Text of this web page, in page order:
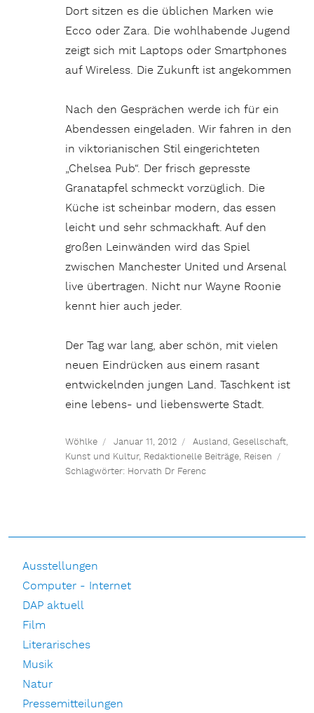
Dort sitzen es die üblichen Marken wie
Ecco oder Zara. Die wohlhabende Jugend
zeigt sich mit Laptops oder Smartphones
auf Wireless. Die Zukunft ist angekommen
Nach den Gesprächen werde ich für ein
Abendessen eingeladen. Wir fahren in den
in viktorianischen Stil eingerichteten
„Chelsea Pub“. Der frisch gepresste
Granatapfel schmeckt vorzüglich. Die
Küche ist scheinbar modern, das essen
leicht und sehr schmackhaft. Auf den
großen Leinwänden wird das Spiel
zwischen Manchester United und Arsenal
live übertragen. Nicht nur Wayne Roonie
kennt hier auch jeder.
Der Tag war lang, aber schön, mit vielen
neuen Eindrücken aus einem rasant
entwickelnden jungen Land. Taschkent ist
eine lebens- und liebenswerte Stadt.
Wöhlke Januar 11, 2012 Ausland, Gesellschaft,
Kunst und Kultur, Redaktionelle Beiträge, Reisen
Schlagwörter: Horvath Dr Ferenc
Ausstellungen
Computer - Internet
DAP aktuell
Film
Literarisches
Musik
Natur
Pressemitteilungen